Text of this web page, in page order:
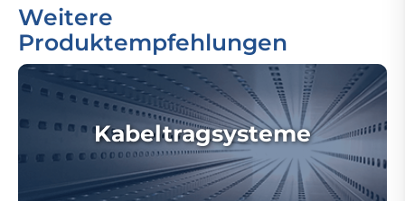
Weitere
Produktempfehlungen
Kabeltragsysteme